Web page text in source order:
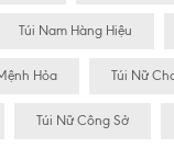
Túi Nam Hàng Hiệu
Hỏa Túi Nữ
Túi Nữ Công Sở